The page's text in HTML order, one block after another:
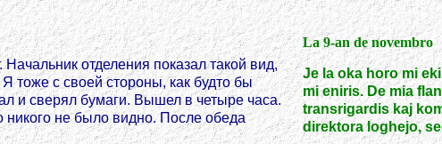
отделения показал такой вид,
тоже с своей стороны, как будто бы
и сверял бумаги. Вышел в четыре часа.
не было видно. После обеда
La 9-an de novembro
Je la oka horo mi
mi eniris. De mia
transrigardis kaj
direktora loghejo,